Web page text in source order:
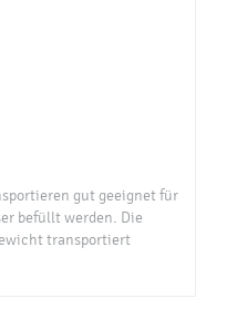
gut geeignet für
befüllt werden. Die
transportiert